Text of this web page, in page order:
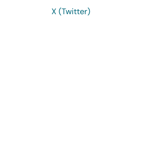
X (Twitter)